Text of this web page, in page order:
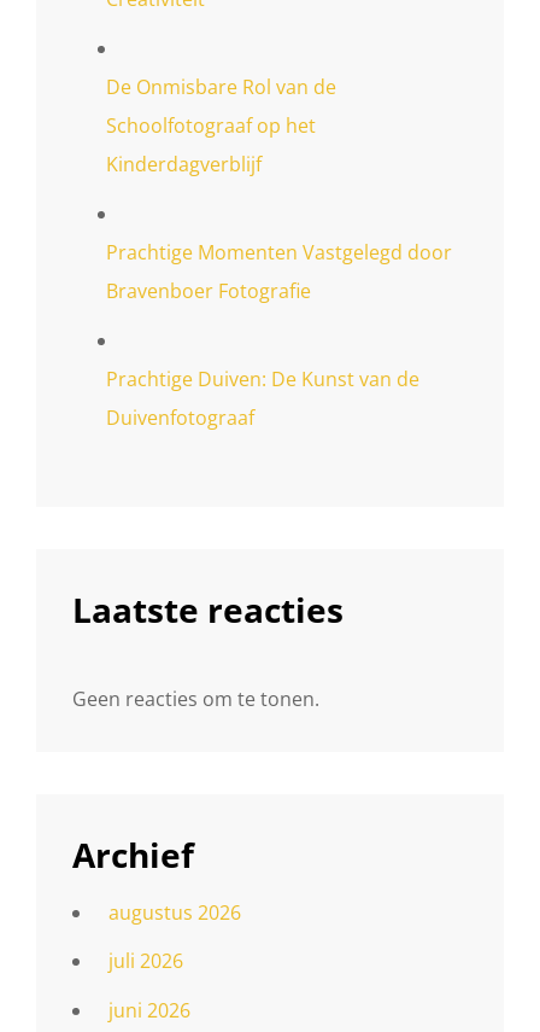
De Onmisbare Rol van de
Schoolfotograaf op het
Kinderdagverblijf
Prachtige Momenten Vastgelegd door
Bravenboer Fotografie
Prachtige Duiven: De Kunst van de
Duivenfotograaf
Laatste reacties
Geen reacties om te tonen.
Archief
augustus 2026
juli 2026
juni 2026